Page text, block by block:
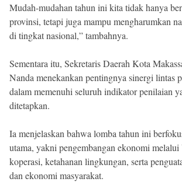
Mudah-mudahan tahun ini kita tidak hanya
provinsi, tetapi juga mampu mengharumkan
di tingkat nasional,” tambahnya.
Sementara itu, Sekretaris Daerah Kota
Nanda menekankan pentingnya sinergi lintas
dalam memenuhi seluruh indikator penilaian
ditetapkan.
Ia menjelaskan bahwa lomba tahun ini
utama, yakni pengembangan ekonomi
koperasi, ketahanan lingkungan, serta
dan ekonomi masyarakat.